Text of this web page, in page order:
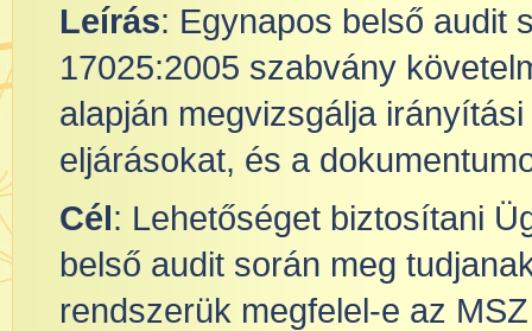
Leírás: Egynapos belső audit
17025:2005 szabvány
alapján megvizsgálja
eljárásokat, és a
Cél: Lehetőséget biztosítani
belső audit során meg
rendszerük megfelel-e az